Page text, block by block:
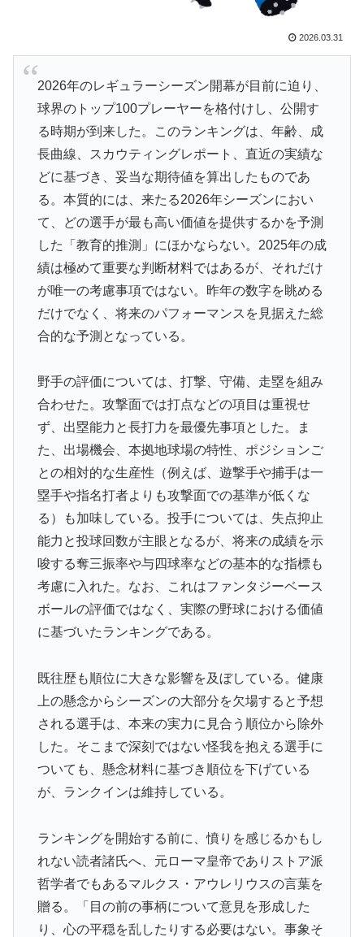
韓国人「猛暑で〇〇も疲れ果てた…〇〇の個体数が急
▶
こちらです‥」→「日本人はこんなに徹底している‥」
▶ 外国人「日本の未来は安泰だ」16歳MF三井寺眞、衝撃
ゴール！久保建英超え歴代2位の記録！3得点に絡む活躍
で海外絶賛！【海外の反応】
▶ 海外「お前らの国に他愛のない対立ってある？」日本
「エスカレーターの立つ位置」
海外「あるある！」日本を旅行した外国人が患う新たな
症状「日本後PTSD」に海外が大騒ぎ
▶ 韓国人「この夏、韓国人が東京へ行くしかない理由がこ
ちら…」→「快適そうでめちゃくちゃ羨ましい…（ﾌﾞﾙ
ﾌﾞﾙ」＝韓国の反応
▶ 海外「日本人はなんて気高いんだ！」 英高級紙も驚愕
▶
韓国人「とある日本の飲食店で、韓国人店員が韓国人団
体客と口論になった理由がこちら・・・」
▶
韓国人「残酷だった日帝強占期前後の写真を見てみよ
う」
▶
海外「消火栓もフェイクだから消防士が右往左往する中
国www」
【海外の反応】冨安健洋がクリスタル・パレス加入へ
「アーセナルサポの好きなクラブで良かった」
【朗報】レインボー池田、女子アナと結婚www
▶ 泳いでいる人のすぐ横に消防飛行艇が次々着水する南仏
の湖「肝心の場面で毎回カメラが逃げる」【海外の反
▶ 【海外の反応】日本のウェブサイトって質の低いものが
多い気がする → 「日本のIT業界は色々と問題があるか
らな」「ゲームのUIは優れてるのに不思議」
▶
外国人「使い捨てだ」FIFA会長、辞任危機でトランプ政
権に泣き付くも無視されて海外失笑！【海外の反応】
▶ 国際的な小咄 読者投稿 中小企業診断士受験者向けのIT
▶ フランス人「欲張りすぎだ」中村敬斗、ランス残留の可
能性を会長が示唆！移籍金が交渉の壁に..現地サポの本
音がこれ！【海外の反応】
▶ 日本旅行キャンセルすべきか…1万年ぶり史上最大級の
火山の兆し＝韓国の反応
2026.03.31
2026年のレギュラーシーズン開幕が目前に迫り、
球界のトップ100プレーヤーを格付けし、公開す
る時期が到来した。このランキングは、年齢、成
長曲線、スカウティングレポート、直近の実績な
どに基づき、妥当な期待値を算出したものであ
る。本質的には、来たる2026年シーズンにおい
て、どの選手が最も高い価値を提供するかを予測
した「教育的推測」にほかならない。2025年の成
績は極めて重要な判断材料ではあるが、それだけ
が唯一の考慮事項ではない。昨年の数字を眺める
だけでなく、将来のパフォーマンスを見据えた総
合的な予測となっている。
野手の評価については、打撃、守備、走塁を組み
合わせた。攻撃面では打点などの項目は重視せ
ず、出塁能力と長打力を最優先事項とした。ま
た、出場機会、本拠地球場の特性、ポジションご
との相対的な生産性（例えば、遊撃手や捕手は一
塁手や指名打者よりも攻撃面での基準が低くな
る）も加味している。投手については、失点抑止
能力と投球回数が主眼となるが、将来の成績を示
唆する奪三振率や与四球率などの基本的な指標も
考慮に入れた。なお、これはファンタジーベース
ボールの評価ではなく、実際の野球における価値
に基づいたランキングである。
既往歴も順位に大きな影響を及ぼしている。健康
上の懸念からシーズンの大部分を欠場すると予想
される選手は、本来の実力に見合う順位から除外
した。そこまで深刻ではない怪我を抱える選手に
ついても、懸念材料に基づき順位を下げている
が、ランクインは維持している。
ランキングを開始する前に、憤りを感じるかもし
れない読者諸氏へ、元ローマ皇帝でありストア派
哲学者でもあるマルクス・アウレリウスの言葉を
贈る。「目の前の事柄について意見を形成した
り、心の平穏を乱したりする必要はない。事象そ